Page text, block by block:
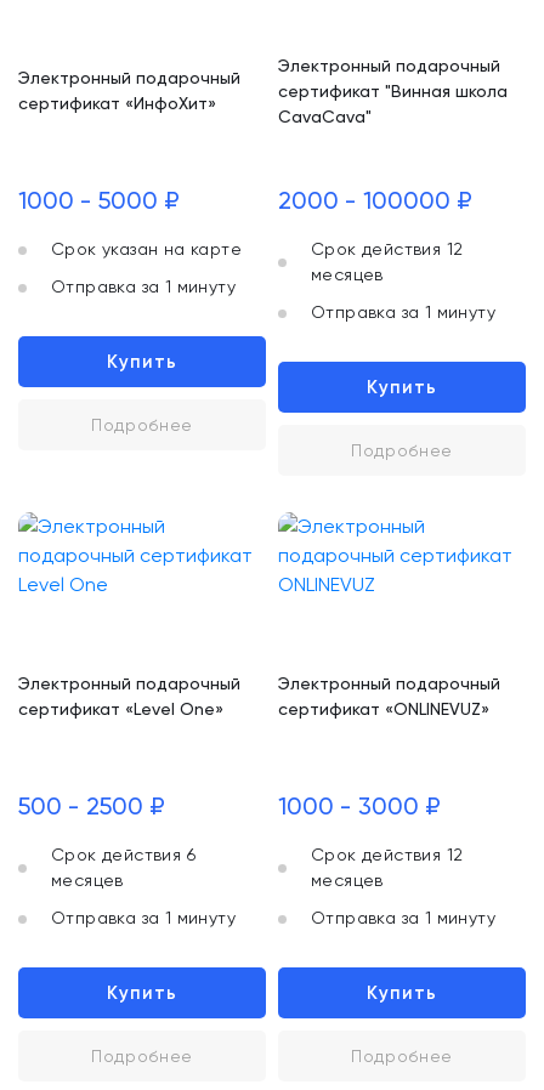
Электронный подарочный
сертификат «ИнфоХит»
1000 - 5000 ₽
Срок указан на карте
Отправка за 1 минуту
Купить
Подробнее
Электронный подарочный
сертификат "Винная школа
CavaCava"
2000 - 100000 ₽
Срок действия 12
месяцев
Отправка за 1 минуту
Купить
Подробнее
Электронный подарочный
сертификат «Level One»
500 - 2500 ₽
Срок действия 6
месяцев
Отправка за 1 минуту
Купить
Подробнее
Электронный подарочный
сертификат «ONLINEVUZ»
1000 - 3000 ₽
Срок действия 12
месяцев
Отправка за 1 минуту
Купить
Подробнее